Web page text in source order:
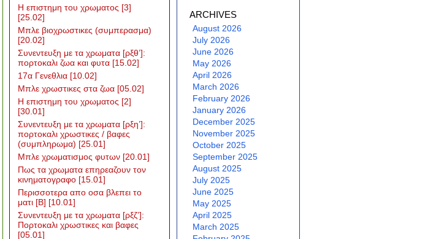
Η επιστημη του χρωματος [3]
[25.02]
Μπλε βιοχρωστικες (συμπερασμα)
[20.02]
Συνεντευξη με τα χρωματα [ρξθ’]:
πορτοκαλι ζωα και φυτα [15.02]
17α Γενεθλια [10.02]
Μπλε χρωστικες στα ζωα [05.02]
Η επιστημη του χρωματος [2]
[30.01]
Συνεντευξη με τα χρωματα [ρξη’]:
πορτοκαλι χρωστικες / βαφες
(συμπληρωμα) [25.01]
Μπλε χρωματισμος φυτων [20.01]
Πως τα χρωματα επηρεαζουν τον
κινηματογραφο [15.01]
Περισσοτερα απο οσα βλεπει το
ματι [Β] [10.01]
Συνεντευξη με τα χρωματα [ρξζ’]:
Πορτοκαλι χρωστικες και βαφες
[05.01]
ARCHIVES
August 2026
July 2026
June 2026
May 2026
April 2026
March 2026
February 2026
January 2026
December 2025
November 2025
October 2025
September 2025
August 2025
July 2025
June 2025
May 2025
April 2025
March 2025